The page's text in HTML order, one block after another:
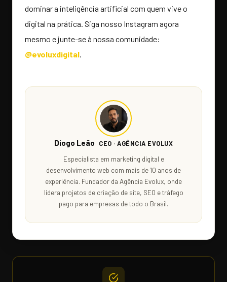
dominar a inteligência artificial com quem vive o
digital na prática. Siga nosso Instagram agora
mesmo e junte-se à nossa comunidade:
@evoluxdigital.
Diogo Leão CEO · AGÊNCIA EVOLUX
Especialista em marketing digital e
desenvolvimento web com mais de 10 anos de
experiência. Fundador da Agência Evolux, onde
lidera projetos de criação de site, SEO e tráfego
pago para empresas de todo o Brasil.